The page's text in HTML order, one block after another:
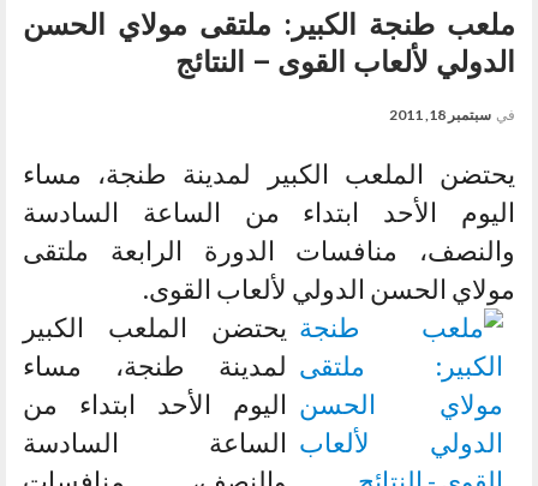
ملعب طنجة الكبير: ملتقى مولاي الحسن
الدولي لألعاب القوى – النتائج
في سبتمبر 18, 2011
يحتضن الملعب الكبير لمدينة طنجة، مساء
اليوم الأحد ابتداء من الساعة السادسة
والنصف، منافسات الدورة الرابعة ملتقى
مولاي الحسن الدولي لألعاب القوى.
يحتضن الملعب الكبير
لمدينة طنجة، مساء
اليوم الأحد ابتداء من
الساعة السادسة